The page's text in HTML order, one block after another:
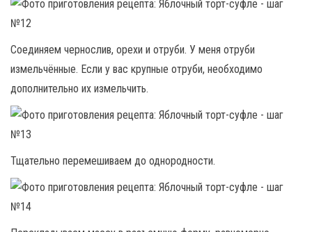
Соединяем чернослив, орехи и отруби. У меня отруби
измельчённые. Если у вас крупные отруби, необходимо
дополнительно их измельчить.
Тщательно перемешиваем до однородности.